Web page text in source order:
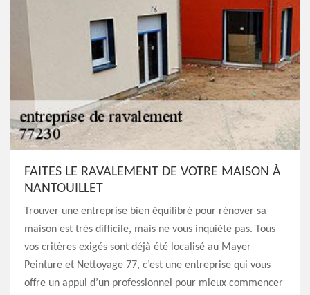
FAITES LE RAVALEMENT DE VOTRE MAISON À
NANTOUILLET
Trouver une entreprise bien équilibré pour rénover sa
maison est très difficile, mais ne vous inquiète pas. Tous
vos critères exigés sont déjà été localisé au Mayer
Peinture et Nettoyage 77, c’est une entreprise qui vous
offre un appui d’un professionnel pour mieux commencer